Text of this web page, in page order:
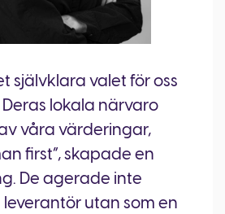
självklara valet för oss
lokala närvaro
våra värderingar,
first”, skapade en
De agerade inte
utan som en